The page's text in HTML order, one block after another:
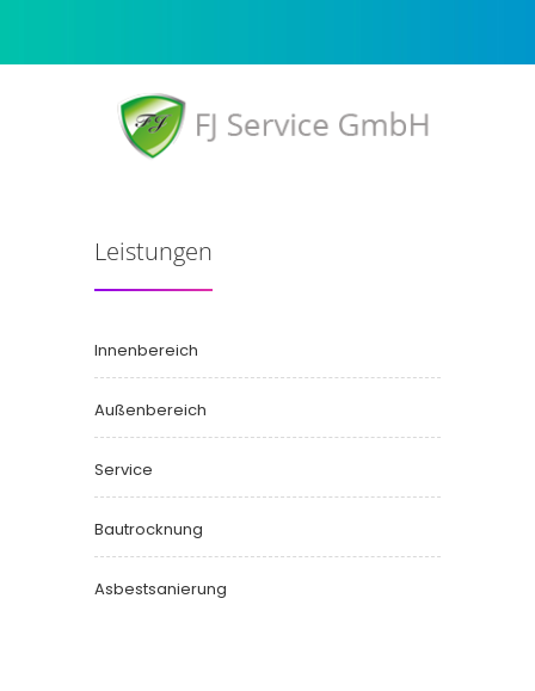
Leistungen
Innenbereich
Außenbereich
Service
Bautrocknung
Asbestsanierung